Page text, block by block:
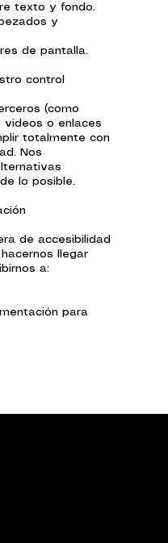
texto y fondo.
y
de pantalla.
control
(como
videos o enlaces
totalmente con
Nos
lo posible.
de accesibilidad
llegar
a:
para